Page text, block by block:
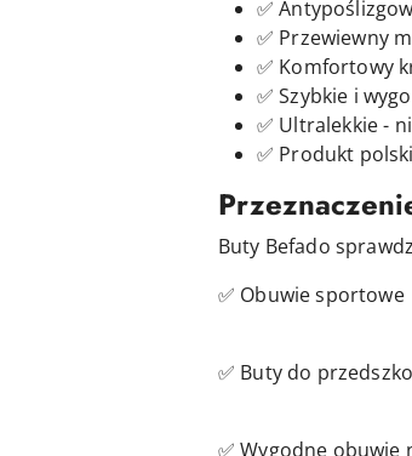
✅
✅ Przewiewny
✅ Komfortowy
✅ Szybkie i
✅ Ultralekkie -
✅ Produkt
Buty Befado
✅ Obuwie sportowe
✅ Buty do
✅ Wygodne obuwie